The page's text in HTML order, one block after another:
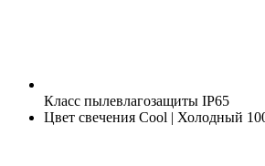
Класс пылевлагозащиты IP65
Цвет свечения Cool | Холодный